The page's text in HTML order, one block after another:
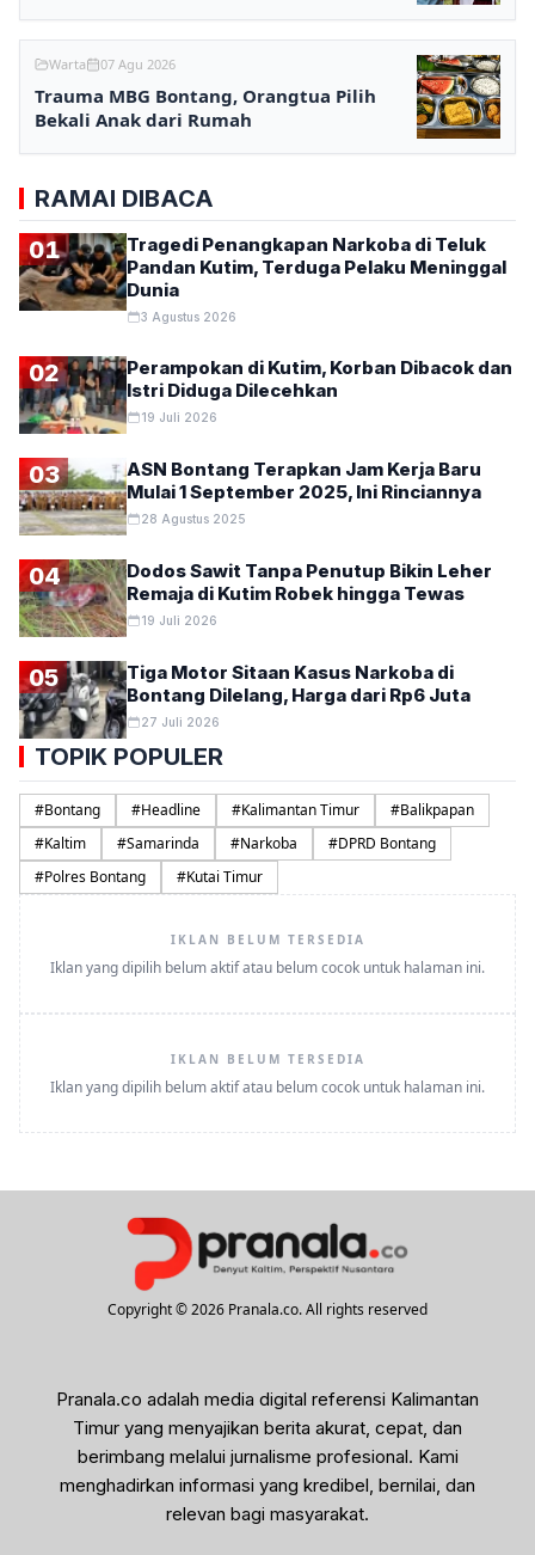
Warta 07 Agu 2026
Trauma MBG Bontang, Orangtua Pilih
Bekali Anak dari Rumah
RAMAI DIBACA
01
Tragedi Penangkapan Narkoba di Teluk
Pandan Kutim, Terduga Pelaku Meninggal
Dunia
3 Agustus 2026
02
Perampokan di Kutim, Korban Dibacok dan
Istri Diduga Dilecehkan
19 Juli 2026
03
ASN Bontang Terapkan Jam Kerja Baru
Mulai 1 September 2025, Ini Rinciannya
28 Agustus 2025
04
Dodos Sawit Tanpa Penutup Bikin Leher
Remaja di Kutim Robek hingga Tewas
19 Juli 2026
05
Tiga Motor Sitaan Kasus Narkoba di
Bontang Dilelang, Harga dari Rp6 Juta
27 Juli 2026
TOPIK POPULER
#Bontang #Headline #Kalimantan Timur #Balikpapan
#Kaltim #Samarinda #Narkoba #DPRD Bontang
#Polres Bontang #Kutai Timur
IKLAN BELUM TERSEDIA
Iklan yang dipilih belum aktif atau belum cocok untuk halaman ini.
IKLAN BELUM TERSEDIA
Iklan yang dipilih belum aktif atau belum cocok untuk halaman ini.
Copyright © 2026 Pranala.co. All rights reserved
Pranala.co adalah media digital referensi Kalimantan
Timur yang menyajikan berita akurat, cepat, dan
berimbang melalui jurnalisme profesional. Kami
menghadirkan informasi yang kredibel, bernilai, dan
relevan bagi masyarakat.